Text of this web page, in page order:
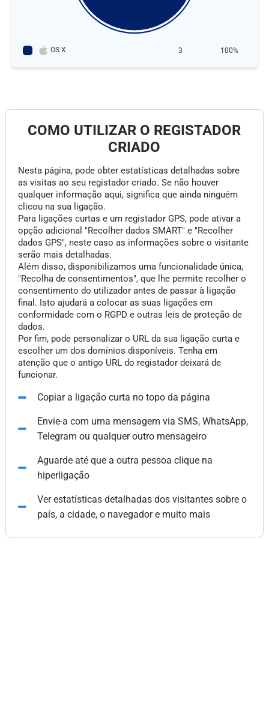
OS X 3 100%
COMO UTILIZAR O REGISTADOR
CRIADO
Nesta página, pode obter estatísticas detalhadas sobre
as visitas ao seu registador criado. Se não houver
qualquer informação aqui, significa que ainda ninguém
clicou na sua ligação.
Para ligações curtas e um registador GPS, pode ativar a
opção adicional "Recolher dados SMART" e "Recolher
dados GPS", neste caso as informações sobre o visitante
serão mais detalhadas.
Além disso, disponibilizamos uma funcionalidade única,
"Recolha de consentimentos", que lhe permite recolher o
consentimento do utilizador antes de passar à ligação
final. Isto ajudará a colocar as suas ligações em
conformidade com o RGPD e outras leis de proteção de
dados.
Por fim, pode personalizar o URL da sua ligação curta e
escolher um dos domínios disponíveis. Tenha em
atenção que o antigo URL do registador deixará de
funcionar.
Copiar a ligação curta no topo da página
Envie-a com uma mensagem via SMS, WhatsApp,
Telegram ou qualquer outro mensageiro
Aguarde até que a outra pessoa clique na
hiperligação
Ver estatísticas detalhadas dos visitantes sobre o
país, a cidade, o navegador e muito mais